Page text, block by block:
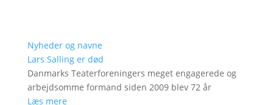
Nyheder og navne
Lars Salling er død
Danmarks Teaterforeningers meget engagerede og
arbejdsomme formand siden 2009 blev 72 år
Læs mere